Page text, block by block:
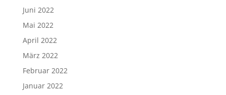
Juni 2022
Mai 2022
April 2022
März 2022
Februar 2022
Januar 2022